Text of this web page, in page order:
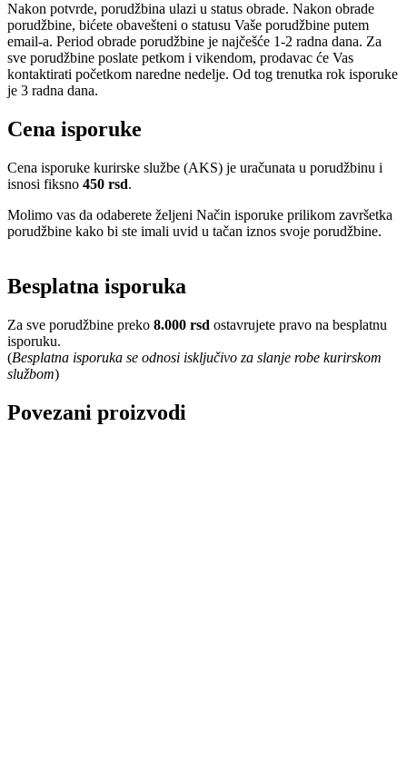
Nakon potvrde, porudžbina ulazi u status obrade. Nakon obrade
porudžbine, bićete obavešteni o statusu Vaše porudžbine putem
email-a. Period obrade porudžbine je najčešće 1-2 radna dana. Za
sve porudžbine poslate petkom i vikendom, prodavac će Vas
kontaktirati početkom naredne nedelje. Od tog trenutka rok isporuke
je 3 radna dana.
Cena isporuke
Cena isporuke kurirske službe (AKS) je uračunata u porudžbinu i
isnosi fiksno 450 rsd.
Molimo vas da odaberete željeni Način isporuke prilikom završetka
porudžbine kako bi ste imali uvid u tačan iznos svoje porudžbine.
Besplatna isporuka
Za sve porudžbine preko 8.000 rsd ostavrujete pravo na besplatnu
isporuku.
(Besplatna isporuka se odnosi isključivo za slanje robe kurirskom
službom)
Povezani proizvodi